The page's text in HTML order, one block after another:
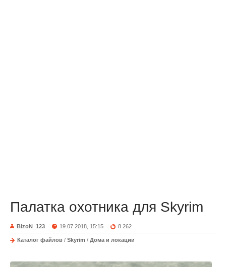
Палатка охотника для Skyrim
BizoN_123 19.07.2018, 15:15 8 262
Каталог файлов / Skyrim / Дома и локации